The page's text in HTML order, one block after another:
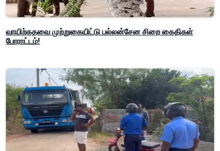
வாயிற்கதவை முற்றுகையிட்டு பல்லன்சேன சிறை கைதிகள்
போராட்டம்!